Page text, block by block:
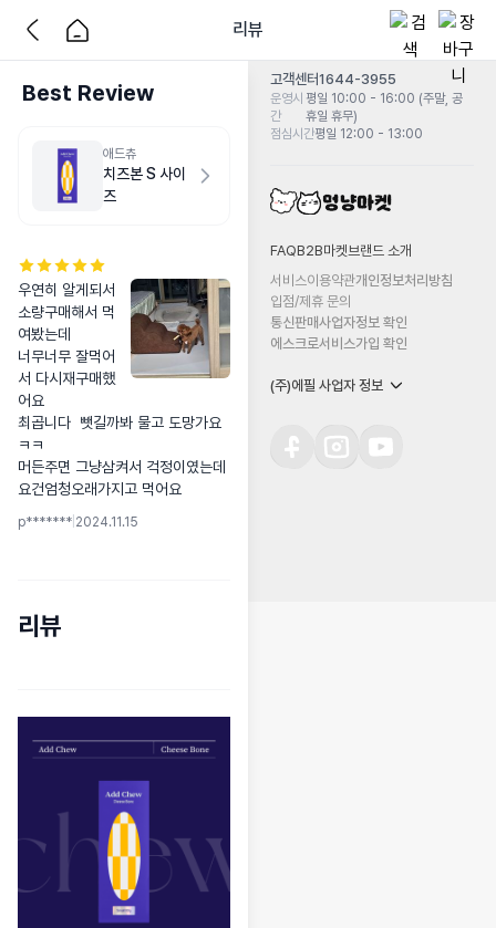
리뷰
Best Review
애드츄
치즈본 S 사이
즈
우연히 알게되서
소량구매해서 먹
여봤는데
너무너무 잘먹어
서 다시재구매했
어요
최곱니다  뺏길까봐 물고 도망가요
ㅋㅋ
머든주면 그냥삼켜서 걱정이였는데
요건엄청오래가지고 먹어요
p******* 2024.11.15
리뷰
고객센터1644-3955
운영시
간
평일 10:00 - 16:00 (주말, 공
휴일 휴무)
점심시간평일 12:00 - 13:00
FAQB2B마켓 브랜드 소개
서비스이용약관개인정보처리방침
입점/제휴 문의
통신판매사업자정보 확인
에스크로서비스가입 확인
(주)에필 사업자 정보